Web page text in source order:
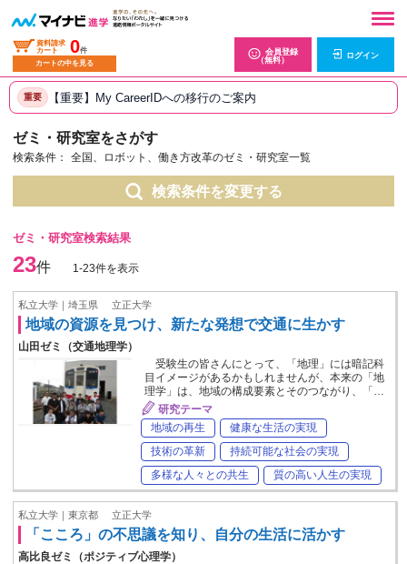
資料請求
カート
0件
カートの中を見る
会員登録
（無料）
ログイン
重要 【重要】My CareerIDへの移行のご案内
ゼミ・研究室をさがす
検索条件： 全国、ロボット、働き方改革のゼミ・研究室一覧
検索条件を変更する
ゼミ・研究室検索結果
23件 1-23件を表示
私立大学｜埼玉県 立正大学
地域の資源を見つけ、新たな発想で交通に生かす
山田ゼミ（交通地理学）
受験生の皆さんにとって、「地理」には暗記科
目イメージがあるかもしれませんが、本来の「地
理学」は、地域の構成要素とそのつながり、「…
研究テーマ
地域の再生
健康な生活の実現
技術の革新
持続可能な社会の実現
多様な人々との共生
質の高い人生の実現
私立大学｜東京都 立正大学
「こころ」の不思議を知り、自分の生活に活かす
高比良ゼミ（ポジティブ心理学）